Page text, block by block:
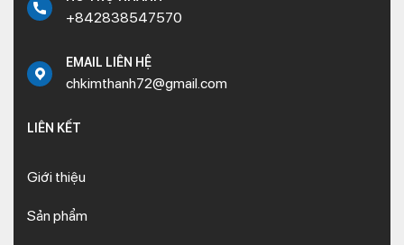
+842838547570
EMAIL LIÊN HỆ
chkimthanh72@gmail.com
LIÊN KẾT
Giới thiệu
Sản phẩm